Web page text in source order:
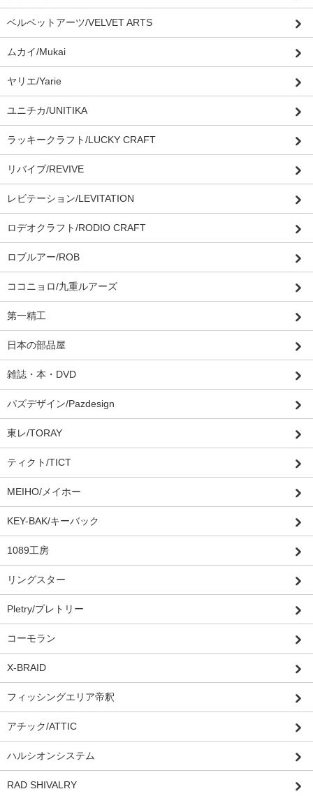
ベルベットアーツ/VELVET ARTS
ムカイ/Mukai
ヤリエ/Yarie
ユニチカ/UNITIKA
ラッキークラフト/LUCKY CRAFT
リバイブ/REVIVE
レビテーション/LEVITATION
ロデオクラフト/RODIO CRAFT
ロブルアー/ROB
ココニョロ/九重ルアーズ
第一精工
日本の部品屋
雑誌・本・DVD
パズデザイン/Pazdesign
東レ/TORAY
ティクト/TICT
MEIHO/メイホー
KEY-BAK/キーバック
1089工房
リングスター
Pletry/プレトリー
コーモラン
X-BRAID
フィッシングエリア帝釈
アチック/ATTIC
ハルシオンシステム
RAD SHIVALRY